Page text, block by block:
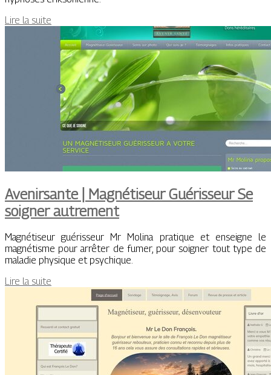
Lire la suite
Avenirsante | Magnétiseur Guérisseur Se
soigner autrement
Magnétiseur guérisseur Mr Molina pratique et enseigne le
magnétisme pour arrêter de fumer, pour soigner tout type de
maladie physique et psychique.
Lire la suite